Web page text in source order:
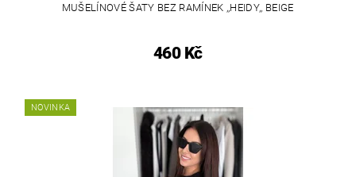
MUŠELÍNOVÉ ŠATY BEZ RAMÍNEK ,,HEIDY,, BEIGE
460 Kč
NOVINKA